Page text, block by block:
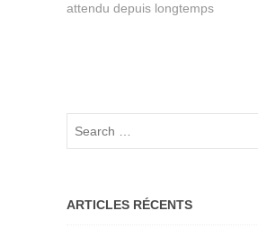
attendu depuis longtemps
ARTICLES RÉCENTS